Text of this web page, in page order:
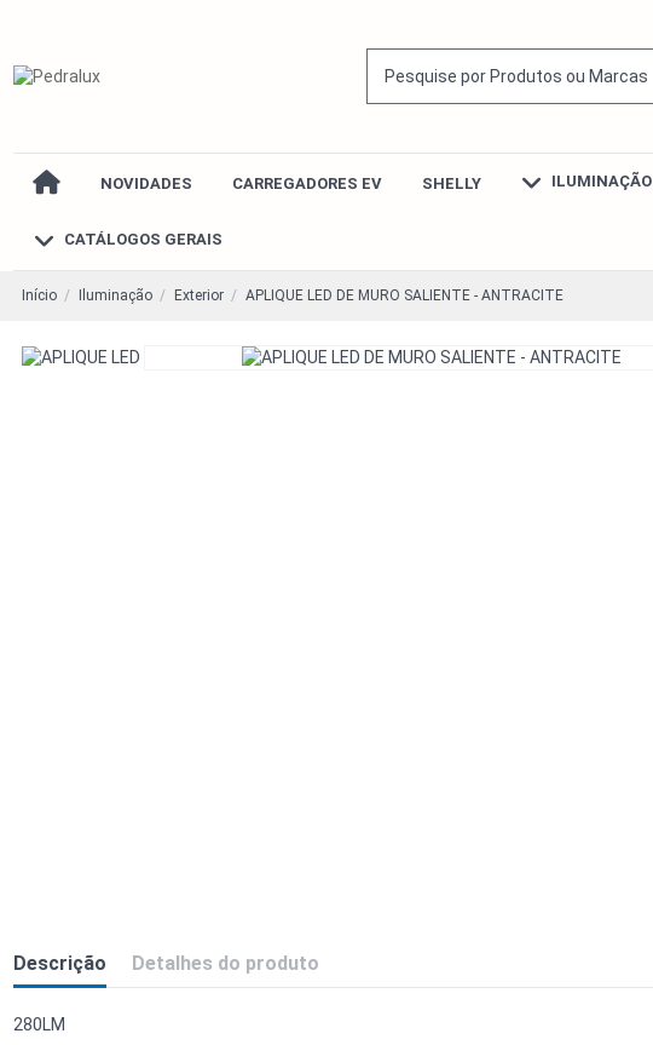
NOVIDADES CARREGADORES EV SHELLY ILUMINAÇÃO
CATÁLOGOS GERAIS
Início Iluminação Exterior APLIQUE LED DE MURO SALIENTE - ANTRACITE
Descrição Detalhes do produto
280LM